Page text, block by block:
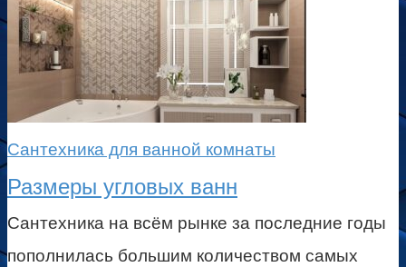
Сантехника для ванной комнаты
Размеры угловых ванн
Сантехника на всём рынке за последние годы
пополнилась большим количеством самых